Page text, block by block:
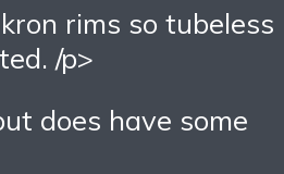
rims so tubeless
/p>
does have some